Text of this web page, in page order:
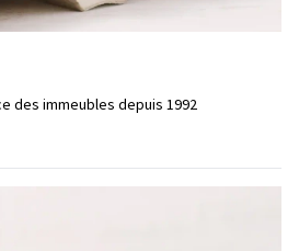
des immeubles depuis 1992